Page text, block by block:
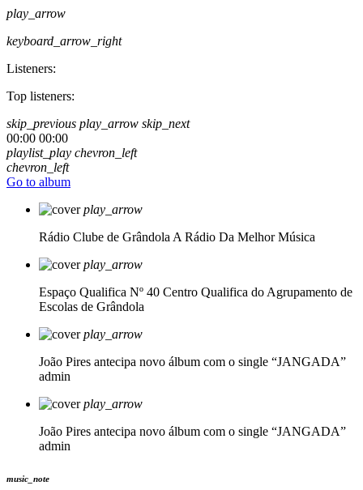
play_arrow
keyboard_arrow_right
Listeners:
Top listeners:
skip_previous play_arrow skip_next
00:00 00:00
playlist_play chevron_left
chevron_left
Go to album
play_arrow
Rádio Clube de Grândola A Rádio Da Melhor Música
play_arrow
Espaço Qualifica Nº 40 Centro Qualifica do Agrupamento de
Escolas de Grândola
play_arrow
João Pires antecipa novo álbum com o single “JANGADA”
admin
play_arrow
João Pires antecipa novo álbum com o single “JANGADA”
admin
music_note